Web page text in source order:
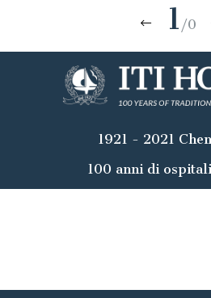
1 /0
1921 - 2021
100 anni di